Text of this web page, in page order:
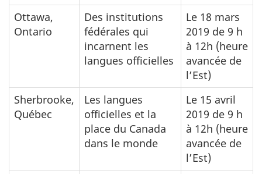
Ottawa,
Ontario
Des institutions
fédérales qui
incarnent les
langues officielles
Le 18 mars
2019 de 9 h
à 12h (heure
avancée de
l’Est)
Sherbrooke,
Québec
Les langues
officielles et la
place du Canada
dans le monde
Le 15 avril
2019 de 9 h
à 12h (heure
avancée de
l’Est)